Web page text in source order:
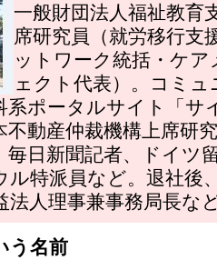
一般財団法人福祉教育
席研究員（就労移行支
ットワーク統括・ケ
ェクト代表）。コミ
系ポータルサイト「サ
不動産仲裁機構上席研
毎日新聞記者、ドイツ
ル特派員など。退社後
法人理事兼事務局長な
う名前